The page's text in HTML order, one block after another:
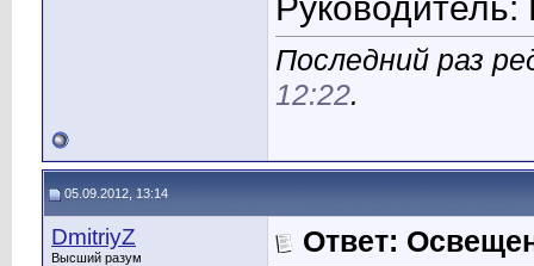
Последний раз
12:22.
05.09.2012, 13:14
DmitriyZ
Высший разум
Ответ: